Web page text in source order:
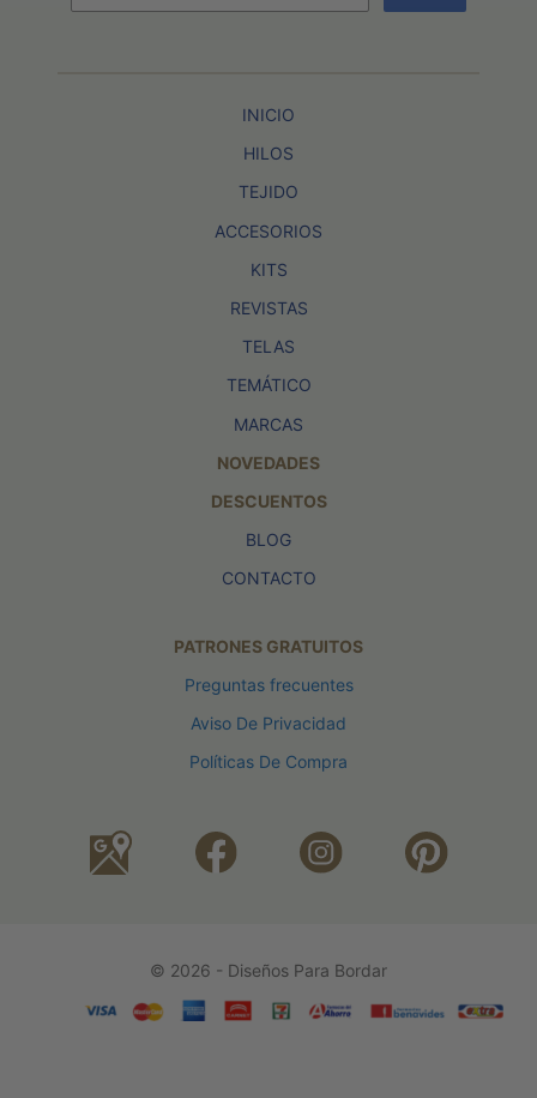
INICIO
HILOS
TEJIDO
ACCESORIOS
KITS
REVISTAS
TELAS
TEMÁTICO
MARCAS
NOVEDADES
DESCUENTOS
BLOG
CONTACTO
PATRONES GRATUITOS
Preguntas frecuentes
Aviso De Privacidad
Políticas De Compra
© 2026 - Diseños Para Bordar